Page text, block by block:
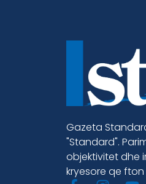
Gazeta
"Standard".
objektivitet dhe
kryesore qe